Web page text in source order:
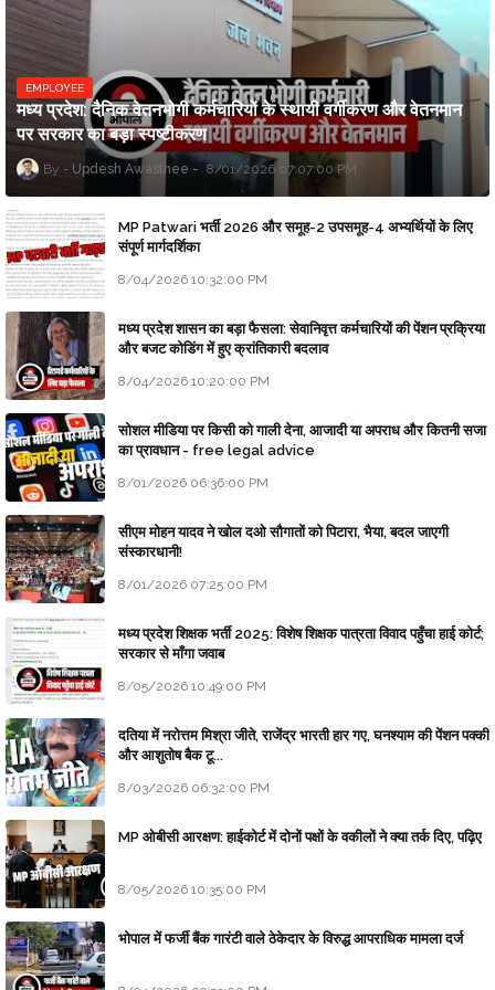
EMPLOYEE
मध्य प्रदेश: दैनिक वेतनभोगी कर्मचारियों के स्थायी वर्गीकरण और वेतनमान
पर सरकार का बड़ा स्पष्टीकरण
Updesh Awasthee 8/01/2026 07:07:00 PM
MP Patwari भर्ती 2026 और समूह-2 उपसमूह-4 अभ्यर्थियों के लिए
संपूर्ण मार्गदर्शिका
8/04/2026 10:32:00 PM
मध्य प्रदेश शासन का बड़ा फैसला: सेवानिवृत्त कर्मचारियों की पेंशन प्रक्रिया
और बजट कोडिंग में हुए क्रांतिकारी बदलाव
8/04/2026 10:20:00 PM
सोशल मीडिया पर किसी को गाली देना, आजादी या अपराध और कितनी सजा
का प्रावधान - free legal advice
8/01/2026 06:36:00 PM
सीएम मोहन यादव ने खोल दओ सौगातों को पिटारा, भैया, बदल जाएगी
संस्कारधानी!
8/01/2026 07:25:00 PM
मध्य प्रदेश शिक्षक भर्ती 2025: विशेष शिक्षक पात्रता विवाद पहुँचा हाई कोर्ट;
सरकार से माँगा जवाब
8/05/2026 10:49:00 PM
दतिया में नरोत्तम मिश्रा जीते, राजेंद्र भारती हार गए, घनश्याम की पेंशन पक्की
और आशुतोष बैक टू...
8/03/2026 06:32:00 PM
MP ओबीसी आरक्षण: हाईकोर्ट में दोनों पक्षों के वकीलों ने क्या तर्क दिए, पढ़िए
8/05/2026 10:35:00 PM
भोपाल में फर्जी बैंक गारंटी वाले ठेकेदार के विरुद्ध आपराधिक मामला दर्ज